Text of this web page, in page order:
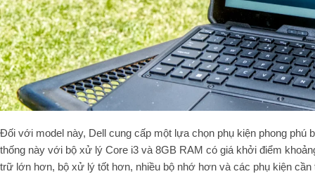
Đối với model này, Dell cung cấp một lựa chọn phụ kiện phong phú
thống này với bộ xử lý Core i3 và 8GB RAM có giá khởi điểm
trữ lớn hơn, bộ xử lý tốt hơn, nhiều bộ nhớ hơn và các phụ kiện cần